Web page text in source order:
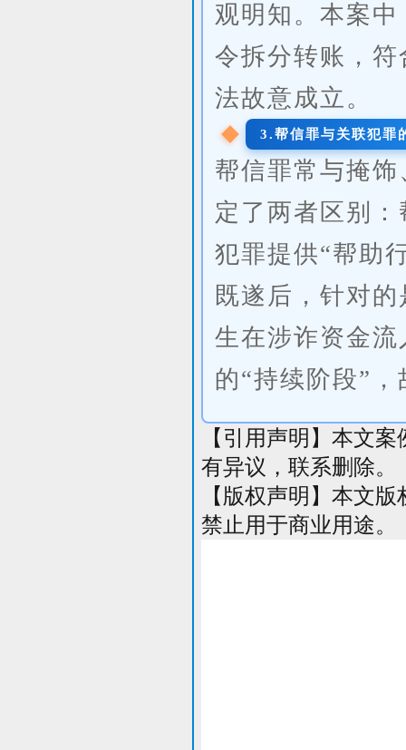
观明知。本案
令拆分转账，
法故意成立。
3.帮信罪与关联犯罪
帮信罪常与掩
定了两者区别
犯罪提供“帮助
既遂后，针对
生在涉诈资金
的“持续阶段”
【引用声明】本文案
有异议，联系删除。
【版权声明】本文
禁止用于商业用途。